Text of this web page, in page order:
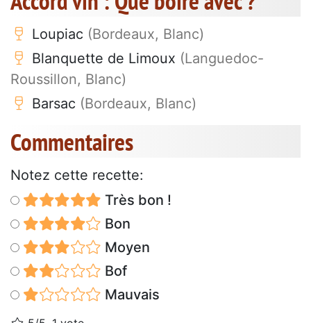
Loupiac (Bordeaux, Blanc)
Blanquette de Limoux (Languedoc-
Roussillon, Blanc)
Barsac (Bordeaux, Blanc)
Commentaires
Notez cette recette:
Très bon !
Bon
Moyen
Bof
Mauvais